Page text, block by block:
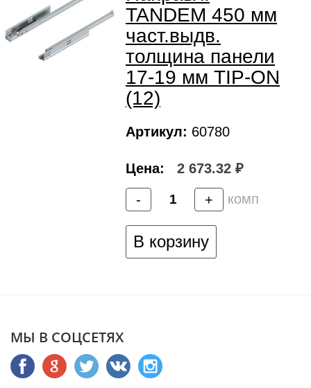
TANDEM 450 мм
част.выдв.
толщина панели
17-19 мм TIP-ON
(12)
Артикул: 60780
Цена: 2 673.32 ₽
- + комп
В корзину
МЫ В СОЦСЕТЯХ